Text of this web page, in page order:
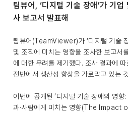
팀뷰어, ‘디지털 기술 장애’가 기
사 보고서 발표해
팀뷰어(TeamViewer)가 ‘디지털 기술
및 조직에 미치는 영향을 조사한 보고서
에 대한 우려를 제기했다. 조사 결과에
전반에서 생산성 향상을 가로막고 있는
이번에 공개된 ‘디지털 기술 장애의 영향
과·사람에게 미치는 영향(The